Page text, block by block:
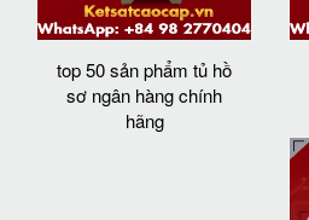
top 50 sản phẩm tủ hồ
sơ ngân hàng chính
hãng